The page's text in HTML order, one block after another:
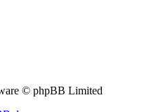
© phpBB Limited